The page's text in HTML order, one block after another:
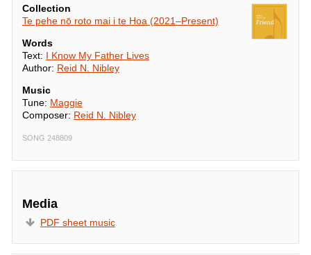
Collection
Te pehe nō roto mai i te Hoa (2021–Present)
Words
Text: I Know My Father Lives
Author: Reid N. Nibley
Music
Tune: Maggie
Composer: Reid N. Nibley
SONG 248809
Media
PDF sheet music